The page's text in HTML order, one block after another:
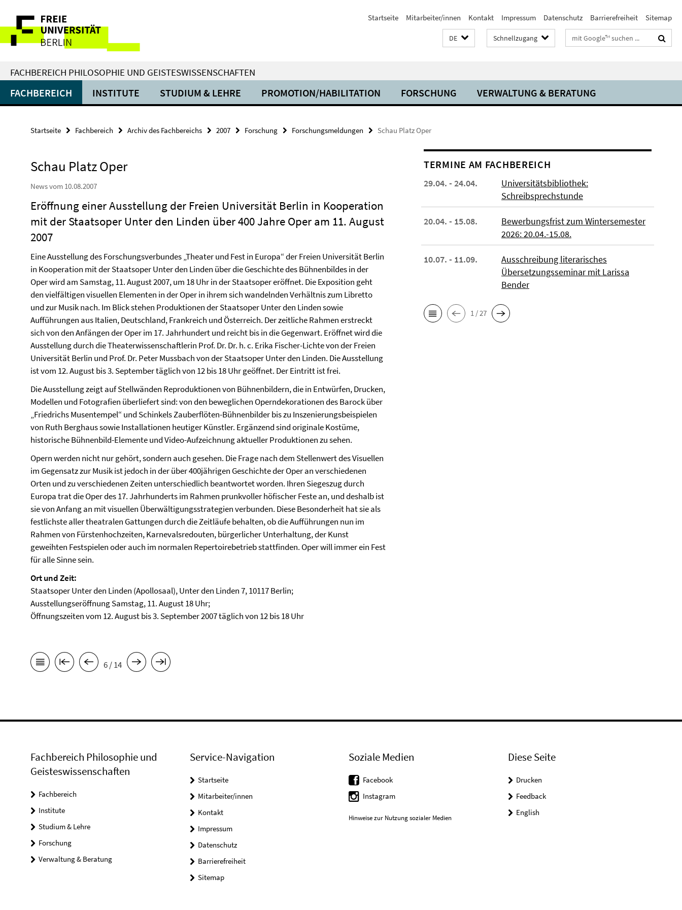
direkt
Inhalt
Service-
Navigation
Startseite Mitarbeiter/innen Kontakt Impressum Datenschutz Barrierefreiheit Sitemap
DE Schnellzugang Suchbegriffe
FACHBEREICH PHILOSOPHIE UND GEISTESWISSENSCHAFTEN
FACHBEREICH INSTITUTE STUDIUM & LEHRE PROMOTION/HABILITATION FORSCHUNG VERWALTUNG & BERATUNG
Startseite Fachbereich Archiv des Fachbereichs 2007 Forschung Forschungsmeldungen Schau Platz Oper
Schau Platz Oper
News vom 10.08.2007
Eröffnung einer Ausstellung der Freien Universität Berlin in Kooperation
mit der Staatsoper Unter den Linden über 400 Jahre Oper am 11. August
2007
Eine Ausstellung des Forschungsverbundes „Theater und Fest in Europa“ der Freien Universität Berlin
in Kooperation mit der Staatsoper Unter den Linden über die Geschichte des Bühnenbildes in der
Oper wird am Samstag, 11. August 2007, um 18 Uhr in der Staatsoper eröffnet. Die Exposition geht
den vielfältigen visuellen Elementen in der Oper in ihrem sich wandelnden Verhältnis zum Libretto
und zur Musik nach. Im Blick stehen Produktionen der Staatsoper Unter den Linden sowie
Aufführungen aus Italien, Deutschland, Frankreich und Österreich. Der zeitliche Rahmen erstreckt
sich von den Anfängen der Oper im 17. Jahrhundert und reicht bis in die Gegenwart. Eröffnet wird die
Ausstellung durch die Theaterwissenschaftlerin Prof. Dr. Dr. h. c. Erika Fischer-Lichtevon der Freien
Universität Berlin und Prof. Dr. Peter Mussbach von der Staatsoper Unter den Linden. Die Ausstellung
ist vom 12. August bis 3. September täglich von 12 bis 18 Uhr geöffnet. Der Eintritt ist frei.
Die Ausstellung zeigt auf Stellwänden Reproduktionen von Bühnenbildern, die in Entwürfen, Drucken,
Modellen und Fotografien überliefert sind: von den beweglichen Operndekorationen des Barock über
„Friedrichs Musentempel“ und Schinkels Zauberflöten-Bühnenbilder bis zu Inszenierungsbeispielen
von Ruth Berghaus sowie Installationen heutiger Künstler. Ergänzend sind originale Kostüme,
historische Bühnenbild-Elemente und Video-Aufzeichnung aktueller Produktionen zu sehen.
Opern werden nicht nur gehört, sondern auch gesehen. Die Frage nach dem Stellenwert des Visuellen
im Gegensatz zur Musik ist jedoch in der über 400jährigen Geschichte der Oper an verschiedenen
Orten und zu verschiedenen Zeiten unterschiedlich beantwortet worden. Ihren Siegeszug durch
Europa trat die Oper des 17. Jahrhunderts im Rahmen prunkvoller höfischer Feste an, und deshalb ist
sie von Anfang an mit visuellen Überwältigungsstrategien verbunden. Diese Besonderheit hat sie als
festlichste aller theatralen Gattungen durch die Zeitläufe behalten, ob die Aufführungen nun im
Rahmen von Fürstenhochzeiten, Karnevalsredouten, bürgerlicher Unterhaltung, der Kunst
geweihten Festspielen oder auch im normalen Repertoirebetrieb stattfinden. Oper will immer ein Fest
für alle Sinne sein.
Ort und Zeit:
Staatsoper Unter den Linden (Apollosaal), Unter den Linden 7, 10117 Berlin;
Ausstellungseröffnung Samstag, 11. August 18 Uhr;
Öffnungszeiten vom 12. August bis 3. September 2007 täglich von 12 bis 18 Uhr
6 / 14
TERMINE AM FACHBEREICH
29.04. - 24.04.
Universitätsbibliothek:
Schreibsprechstunde
20.04. - 15.08.
Bewerbungsfrist zum Wintersemester
2026: 20.04.-15.08.
10.07. - 11.09.
Ausschreibung literarisches
Übersetzungsseminar mit Larissa
Bender
1 / 27
Fachbereich Philosophie und
Geisteswissenschaften
Fachbereich
Institute
Studium & Lehre
Forschung
Verwaltung & Beratung
Service-Navigation
Startseite
Mitarbeiter/innen
Kontakt
Impressum
Datenschutz
Barrierefreiheit
Sitemap
Soziale Medien
Facebook
Instagram
Hinweise zur Nutzung sozialer Medien
Diese Seite
Drucken
Feedback
English